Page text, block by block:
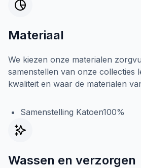
Materiaal
We kiezen onze materialen
samenstellen van onze collecties
kwaliteit en waar de materialen
Samenstelling Katoen100%
Wassen en verzorgen